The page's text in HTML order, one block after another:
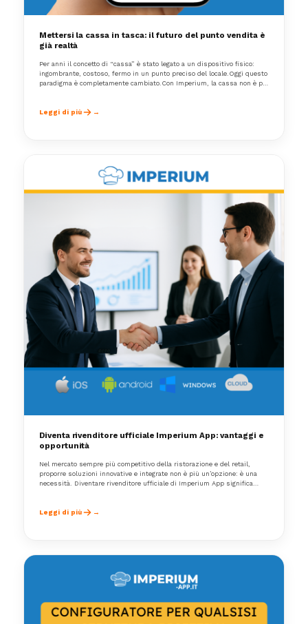
Mettersi la cassa in tasca: il futuro del punto vendita è
già realtà
Per anni il concetto di “cassa” è stato legato a un dispositivo fisico:
ingombrante, costoso, fermo in un punto preciso del locale.Oggi questo
paradigma è completamente cambiato.Con Imperium, la cassa non è più
Leggi di più
Diventa rivenditore ufficiale Imperium App: vantaggi e
opportunità
Nel mercato sempre più competitivo della ristorazione e del retail,
proporre soluzioni innovative e integrate non è più un’opzione: è una
necessità. Diventare rivenditore ufficiale di Imperium App significa
Leggi di più